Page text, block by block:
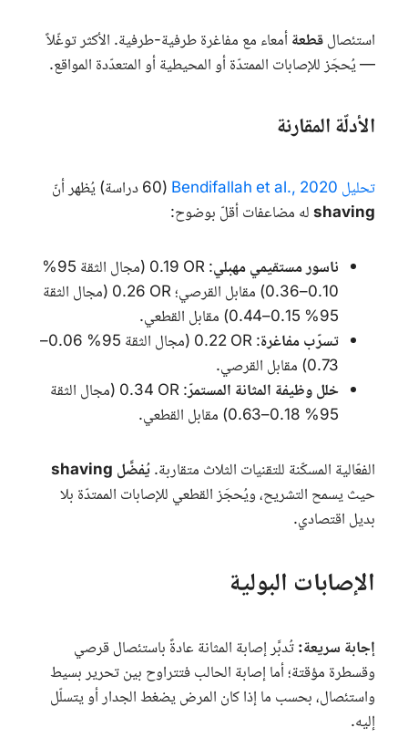
استئصالقطعةأمعاء مع مفاغرة طرفية-طرفية. الأكثر توغّلاً
— يُحجَز للإصابات الممتدّة أو المحيطية أو المتعدّدة المواقع.
الأدلّة المقارنة
تحليل Bendifallah et al., 2020 (60 دراسة) يُظهر أنّ
shavingله مضاعفات أقلّ بوضوح:
ناسور مستقيمي مهبلي:
OR
0.19 (مجال الثقة 95%
0.10–0.36) مقابل القرصي؛
OR
0.26 (مجال الثقة
95% 0.15–0.44) مقابل القطعي.
تسرّب مفاغرة:
OR
0.22 (مجال الثقة 95% 0.06–
0.73) مقابل القرصي.
خلل وظيفة المثانة المستمرّ:
OR
0.34 (مجال الثقة
95% 0.18–0.63) مقابل القطعي.
الفعّالية المسكّنة للتقنيات الثلاث متقاربة.يُفضَّل shaving
حيث يسمح التشريح، ويُحجَز القطعي للإصابات الممتدّة بلا
بديل اقتصادي.
الإصابات البولية
إجابة سريعة:تُدبَّر إصابة المثانة عادةً باستئصال قرصي
وقسطرة مؤقتة؛ أما إصابة الحالب فتتراوح بين تحرير بسيط
واستئصال، بحسب ما إذا كان المرض يضغط الجدار أو يتسلّل
إليه.